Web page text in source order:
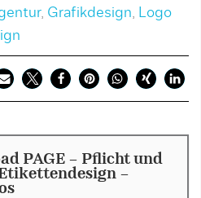
, Grafikdesign, Logo
PAGE - Pflicht und
-